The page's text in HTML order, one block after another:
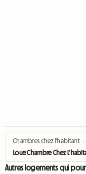
Chambres chez l'habitant ›
Loue Chambre Chez
Autres logements qui